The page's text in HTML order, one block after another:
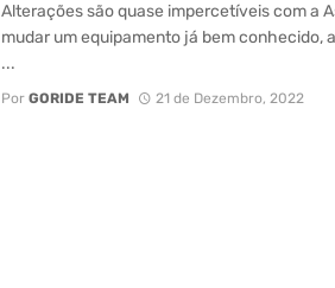
Alterações são quase impercetíveis com a
mudar um equipamento já bem conhecido,
...
Por GORIDE TEAM 21 de Dezembro, 2022